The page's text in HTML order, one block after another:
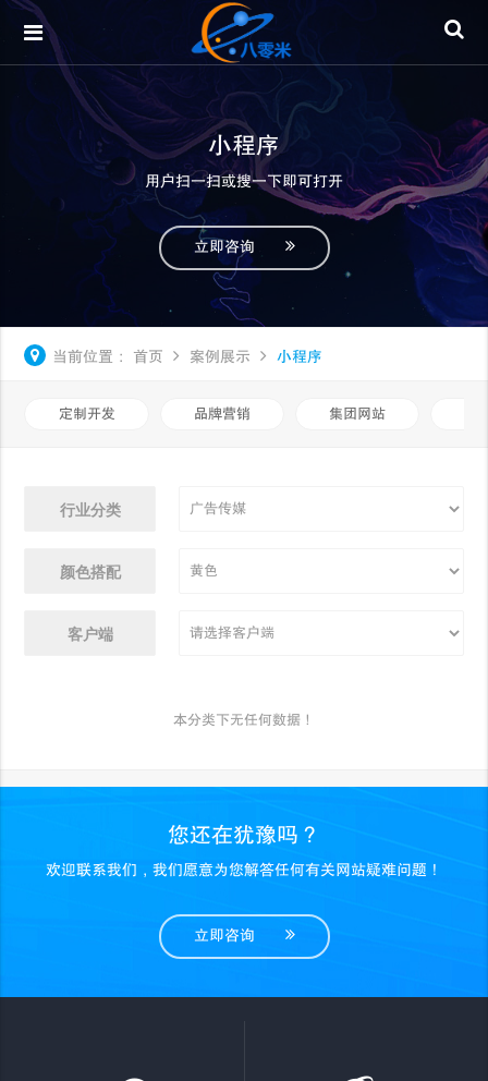
小程序
用户扫一扫或搜一下即可打开
立即咨询
当前位置： 首页 案例展示 小程序
定制开发 品牌营销 集团网站
行业分类
颜色搭配
客户端
本分类下无任何数据！
您还在犹豫吗？
欢迎联系我们，我们愿意为您解答任何有关网站疑难问题！
立即咨询